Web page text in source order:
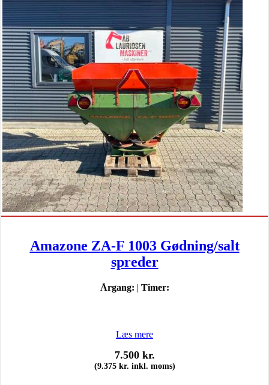
Amazone ZA-F 1003 Gødning/salt
spreder
Årgang: | Timer:
Læs mere
7.500 kr.
(9.375 kr. inkl. moms)